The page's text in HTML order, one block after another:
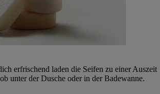
erfrischend laden die Seifen zu einer Auszeit
unter der Dusche oder in der Badewanne.